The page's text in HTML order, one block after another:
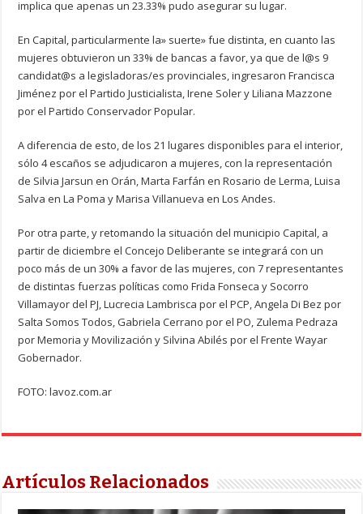
implica que apenas un 23.33% pudo asegurar su lugar.
En Capital, particularmente la» suerte» fue distinta, en cuanto las
mujeres obtuvieron un 33% de bancas a favor, ya que de l@s 9
candidat@s a legisladoras/es provinciales, ingresaron Francisca
Jiménez por el Partido Justicialista, Irene Soler y Liliana Mazzone
por el Partido Conservador Popular.
A diferencia de esto, de los 21 lugares disponibles para el interior,
sólo 4 escaños se adjudicaron a mujeres, con la representación
de Silvia Jarsun en Orán, Marta Farfán en Rosario de Lerma, Luisa
Salva en La Poma y Marisa Villanueva en Los Andes.
Por otra parte, y retomando la situación del municipio Capital, a
partir de diciembre el Concejo Deliberante se integrará con un
poco más de un 30% a favor de las mujeres, con 7 representantes
de distintas fuerzas políticas como Frida Fonseca y Socorro
Villamayor del PJ, Lucrecia Lambrisca por el PCP, Angela Di Bez por
Salta Somos Todos, Gabriela Cerrano por el PO, Zulema Pedraza
por Memoria y Movilización y Silvina Abilés por el Frente Wayar
Gobernador.
FOTO: lavoz.com.ar
Artículos Relacionados